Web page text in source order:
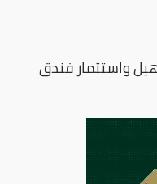
واستثمار فندق